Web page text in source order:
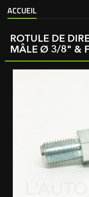
ACCUEIL
ROTULE DE
MÂLE Ø 3/8" &